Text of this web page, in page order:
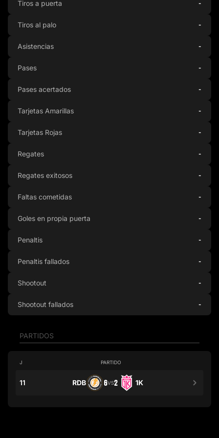
PARTIDOS
J PARTIDO
11 RDB 6VS2 1K
Tiros a puerta -
Tiros al palo -
Asistencias -
Pases -
Pases acertados -
Tarjetas Amarillas -
Tarjetas Rojas -
Regates -
Regates exitosos -
Faltas cometidas -
Goles en propia puerta -
Penaltis -
Penaltis fallados -
Shootout -
Shootout fallados -